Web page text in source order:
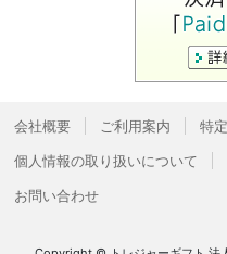
会社概要 ご利用案内
特
個人情報の取り扱いについて
お問い合わせ